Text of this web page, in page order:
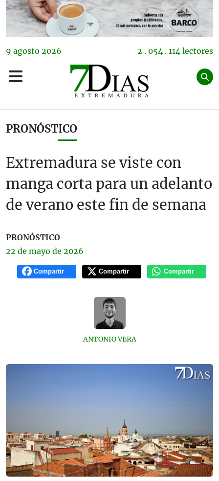
9 agosto 2026 2 . 054 . 114 lectores
PRONÓSTICO
Extremadura se viste con
manga corta para un adelanto
de verano este fin de semana
PRONÓSTICO
22 de mayo de 2026
Compartir Compartir Compartir
ANTONIO VERA